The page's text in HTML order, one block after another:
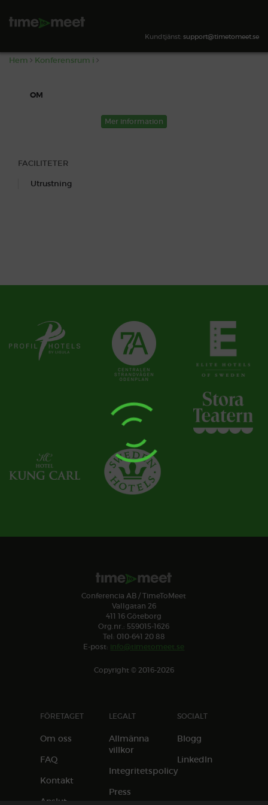
Kundtjänst: support@timetomeet.se
Hem Konferensrum i
OM
Mer information
FACILITETER
Utrustning
Conferencia AB / TimeToMeet
Vallgatan 26
411 16 Göteborg
Org.nr.: 559015-1626
Tel: 010-641 20 88
E-post: info@timetomeet.se
Copyright © 2016-2026
FÖRETAGET
Om oss
FAQ
Kontakt
Anslut
LEGALT
Allmänna
villkor
Integritetspolicy
Press
SOCIALT
Blogg
LinkedIn